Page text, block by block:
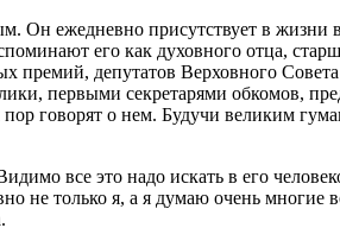
ежедневно присутствует в
его как духовного отца,
премий, депутатов Верховного
первыми секретарями обкомов,
говорят о нем. Будучи великим
все это надо искать в его
не только я, а я думаю очень